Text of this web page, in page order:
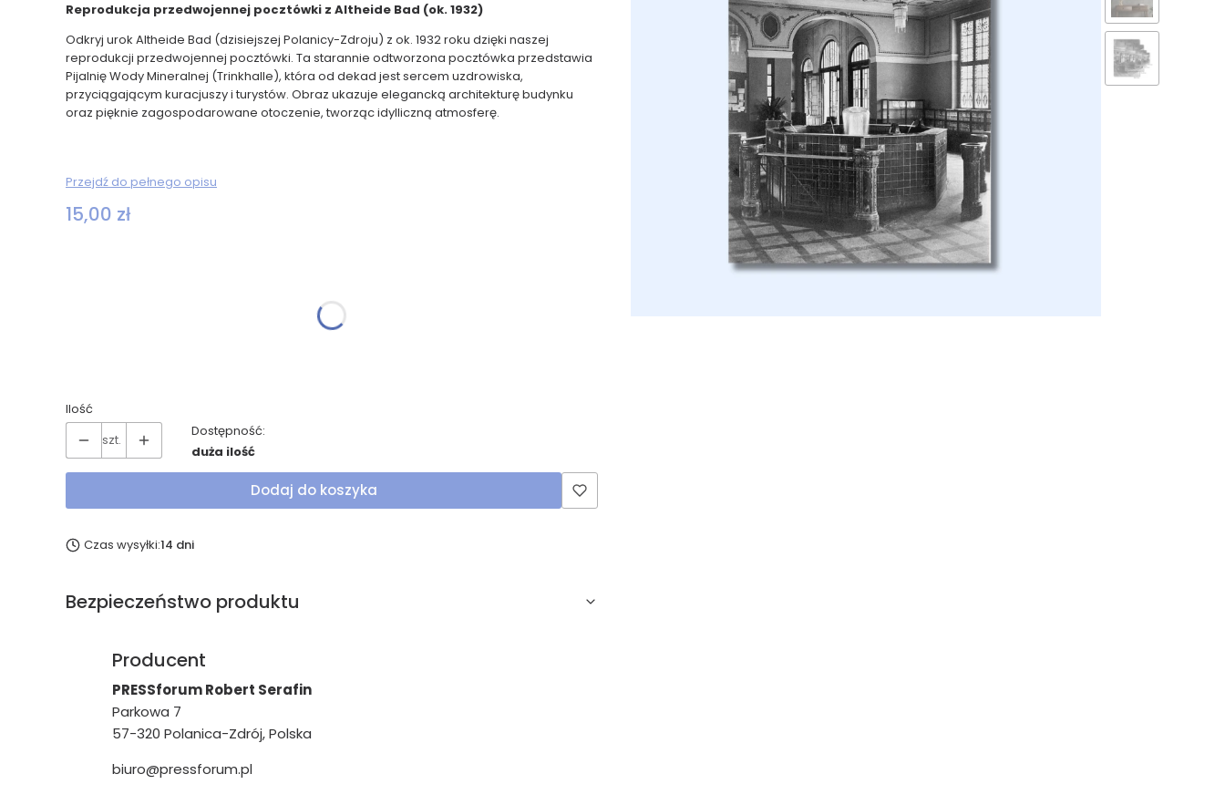
Reprodukcja przedwojennej pocztówki z Altheide Bad (ok. 1932)
Odkryj urok Altheide Bad (dzisiejszej Polanicy-Zdroju) z ok. 1932 roku dzięki naszej
reprodukcji przedwojennej pocztówki. Ta starannie odtworzona pocztówka przedstawia
Pijalnię Wody Mineralnej (Trinkhalle), która od dekad jest sercem uzdrowiska,
przyciągającym kuracjuszy i turystów. Obraz ukazuje elegancką architekturę budynku
oraz pięknie zagospodarowane otoczenie, tworząc idylliczną atmosferę.
Przejdź do pełnego opisu
Cena
15,00 zł
Ilość
szt.
Dostępność:
duża ilość
Dodaj do koszyka
Czas wysyłki:14 dni
Bezpieczeństwo produktu
Producent
PRESSforum Robert Serafin
Parkowa 7
57-320 Polanica-Zdrój, Polska
biuro@pressforum.pl